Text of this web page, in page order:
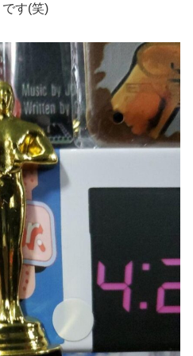
す(笑)